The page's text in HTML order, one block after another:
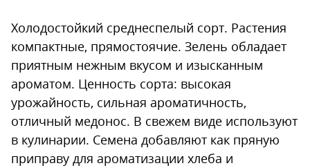
Холодостойкий среднеспелый сорт. Растения
компактные, прямостоячие. Зелень обладает
приятным нежным вкусом и изысканным
ароматом. Ценность сорта: высокая
урожайность, сильная ароматичность,
отличный медонос. В свежем виде используют
в кулинарии. Семена добавляют как пряную
приправу для ароматизации хлеба и